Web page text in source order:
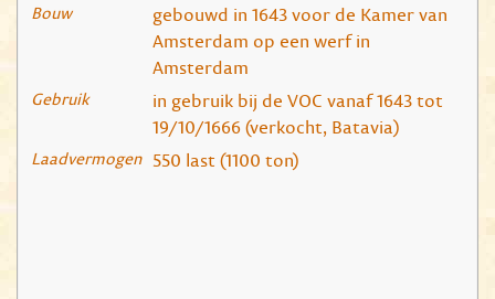
Bouw
gebouwd in 1643 voor de Kamer van
Amsterdam op een werf in
Amsterdam
Gebruik
in gebruik bij de VOC vanaf 1643 tot
19/10/1666 (verkocht, Batavia)
Laadvermogen 550 last (1100 ton)